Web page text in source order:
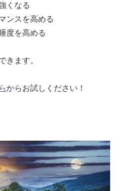
くなる
スを高める
を高める
きます。
からお試しください！